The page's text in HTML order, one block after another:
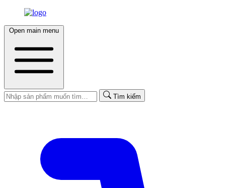
Open main menu
Tìm kiếm